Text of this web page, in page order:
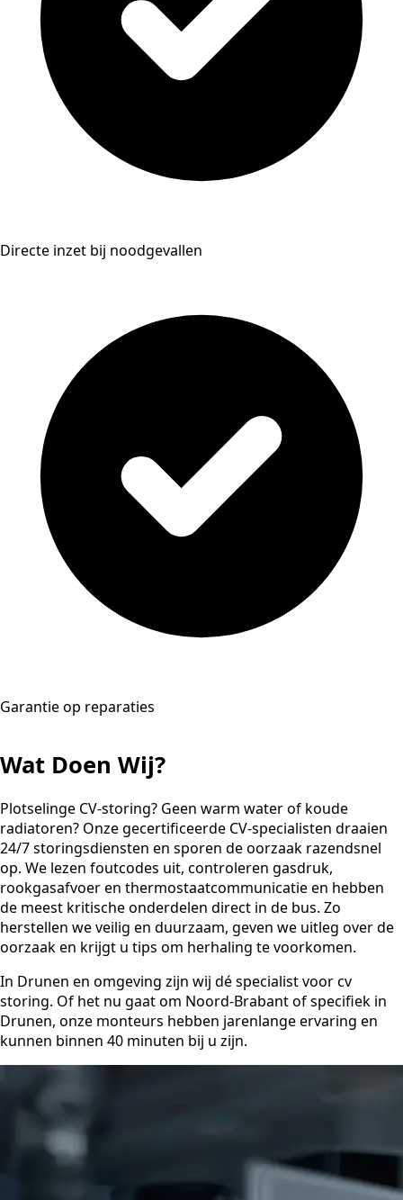
Directe inzet bij noodgevallen
Garantie op reparaties
Wat Doen Wij?
Plotselinge CV-storing? Geen warm water of koude
radiatoren? Onze gecertificeerde CV-specialisten draaien
24/7 storingsdiensten en sporen de oorzaak razendsnel
op. We lezen foutcodes uit, controleren gasdruk,
rookgasafvoer en thermostaatcommunicatie en hebben
de meest kritische onderdelen direct in de bus. Zo
herstellen we veilig en duurzaam, geven we uitleg over de
oorzaak en krijgt u tips om herhaling te voorkomen.
In Drunen en omgeving zijn wij dé specialist voor cv
storing. Of het nu gaat om Noord-Brabant of specifiek in
Drunen, onze monteurs hebben jarenlange ervaring en
kunnen binnen 40 minuten bij u zijn.